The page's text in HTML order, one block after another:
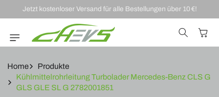
DIREKT ZUM
INHALT
Jetzt kostenloser Versand für alle Bestellungen über 10 €!
Home
Produkte
Kühlmittelrohrleitung Turbolader Mercedes-Benz CLS G
GLS GLE SL G 2782001851